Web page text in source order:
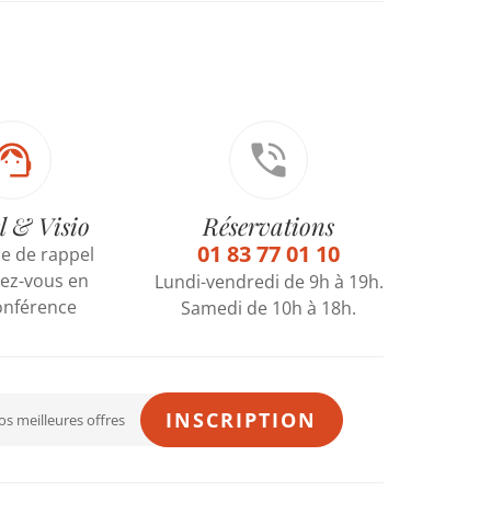
& Visio
de rappel
vous en
Réservations
01 83 77 01 10
Lundi-vendredi de 9h à 19h.
Samedi de 10h à 18h.
INSCRIPTION